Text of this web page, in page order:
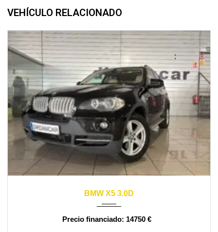
VEHÍCULO RELACIONADO
BMW X5 3.0D
14750 €